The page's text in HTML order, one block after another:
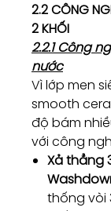
2.2 CÔNG
2 KHỐI
2.2.1 Công
nước
Vì lớp men
smooth
độ bám
với công
Xả thẳng
thống vòi